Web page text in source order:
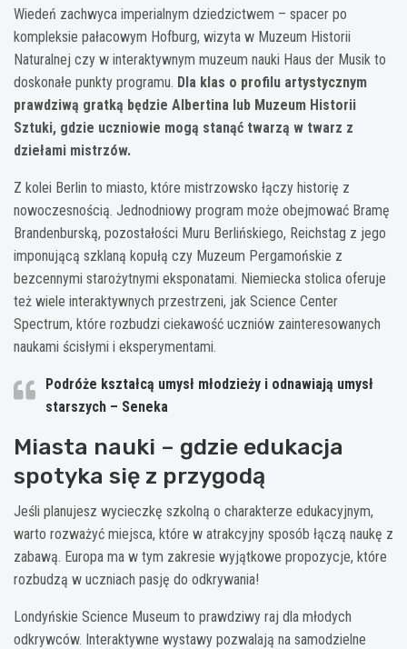
Wiedeń zachwyca imperialnym dziedzictwem – spacer po
kompleksie pałacowym Hofburg, wizyta w Muzeum Historii
Naturalnej czy w interaktywnym muzeum nauki Haus der Musik to
doskonałe punkty programu. Dla klas o profilu artystycznym
prawdziwą gratką będzie Albertina lub Muzeum Historii
Sztuki, gdzie uczniowie mogą stanąć twarzą w twarz z
dziełami mistrzów.
Z kolei Berlin to miasto, które mistrzowsko łączy historię z
nowoczesnością. Jednodniowy program może obejmować Bramę
Brandenburską, pozostałości Muru Berlińskiego, Reichstag z jego
imponującą szklaną kopułą czy Muzeum Pergamońskie z
bezcennymi starożytnymi eksponatami. Niemiecka stolica oferuje
też wiele interaktywnych przestrzeni, jak Science Center
Spectrum, które rozbudzi ciekawość uczniów zainteresowanych
naukami ścisłymi i eksperymentami.
Podróże kształcą umysł młodzieży i odnawiają umysł
starszych – Seneka
Miasta nauki – gdzie edukacja
spotyka się z przygodą
Jeśli planujesz wycieczkę szkolną o charakterze edukacyjnym,
warto rozważyć miejsca, które w atrakcyjny sposób łączą naukę z
zabawą. Europa ma w tym zakresie wyjątkowe propozycje, które
rozbudzą w uczniach pasję do odkrywania!
Londyńskie Science Museum to prawdziwy raj dla młodych
odkrywców. Interaktywne wystawy pozwalają na samodzielne